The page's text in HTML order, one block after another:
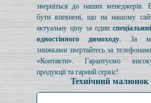
зверніться до наших менеджерів.
бути впевнені, що на нашому
актуальну ціну за один
одностінного димоходу. За
знижками звертайтесь за
«Контакти». Гарантуємо
продукції та гарний сервіс!
Технічний малюнок